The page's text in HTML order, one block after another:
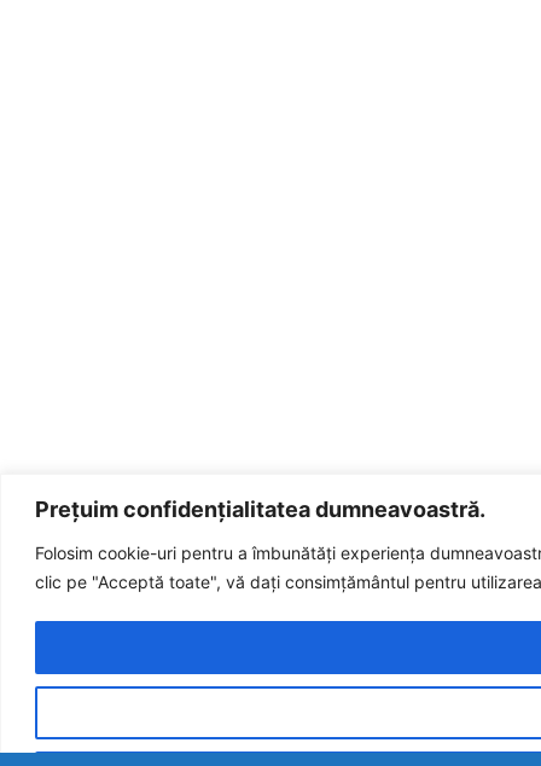
Prețuim confidențialitatea dumneavoastră.
Folosim cookie-uri pentru a îmbunătăți experiența
clic pe "Acceptă toate", vă dați consimțământul pentru